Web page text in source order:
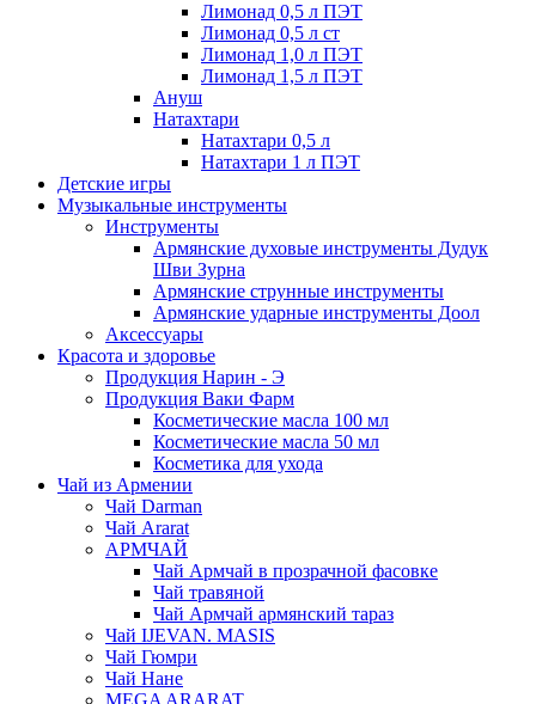
Лимонад 0,5 л ПЭТ
Лимонад 0,5 л ст
Лимонад 1,0 л ПЭТ
Лимонад 1,5 л ПЭТ
Ануш
Натахтари
Натахтари 0,5 л
Натахтари 1 л ПЭТ
Детские игры
Музыкальные инструменты
Инструменты
Армянские духовые инструменты Дудук
Шви Зурна
Армянские струнные инструменты
Армянские ударные инструменты Доол
Аксессуары
Красота и здоровье
Продукция Нарин - Э
Продукция Ваки Фарм
Косметические масла 100 мл
Косметические масла 50 мл
Косметика для ухода
Чай из Армении
Чай Darman
Чай Ararat
АРМЧАЙ
Чай Армчай в прозрачной фасовке
Чай травяной
Чай Армчай армянский тараз
Чай IJEVAN. MASIS
Чай Гюмри
Чай Нане
MEGA ARARAT